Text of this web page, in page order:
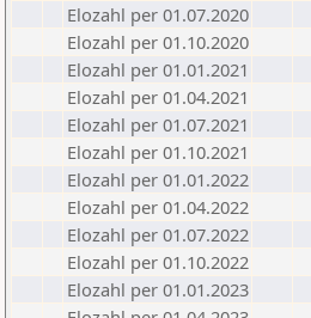
Elozahl per 01.07.2020
Elozahl per 01.10.2020
Elozahl per 01.01.2021
Elozahl per 01.04.2021
Elozahl per 01.07.2021
Elozahl per 01.10.2021
Elozahl per 01.01.2022
Elozahl per 01.04.2022
Elozahl per 01.07.2022
Elozahl per 01.10.2022
Elozahl per 01.01.2023